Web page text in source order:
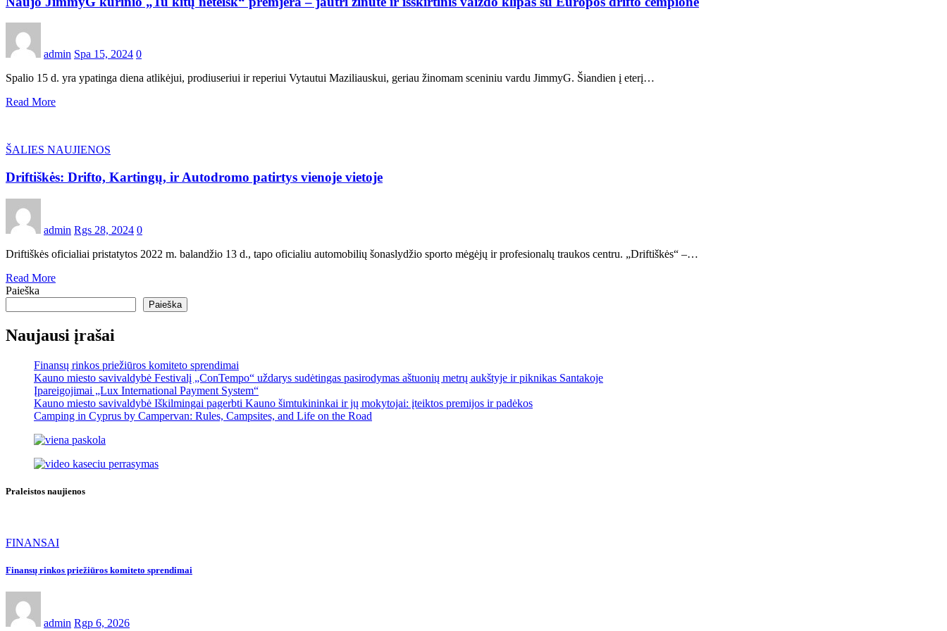
admin Spa 15, 2024 0
Spalio 15 d. yra ypatinga diena atlikėjui, prodiuseriui ir reperiui Vytautui Maziliauskui, geriau žinomam sceniniu vardu JimmyG. Šiandien į eterį…
Read More
ŠALIES NAUJIENOS
Driftiškės: Drifto, Kartingų, ir Autodromo patirtys vienoje vietoje
admin Rgs 28, 2024 0
Driftiškės oficialiai pristatytos 2022 m. balandžio 13 d., tapo oficialiu automobilių šonaslydžio sporto mėgėjų ir profesionalų traukos centru. „Driftiškės“ –…
Read More
Paieška
Paieška
Naujausi įrašai
Finansų rinkos priežiūros komiteto sprendimai
Kauno miesto savivaldybė Festivalį „ConTempo“ uždarys sudėtingas pasirodymas aštuonių metrų aukštyje ir piknikas Santakoje
Įpareigojimai „Lux International Payment System“
Kauno miesto savivaldybė Iškilmingai pagerbti Kauno šimtukininkai ir jų mokytojai: įteiktos premijos ir padėkos
Camping in Cyprus by Campervan: Rules, Campsites, and Life on the Road
Praleistos naujienos
FINANSAI
Finansų rinkos priežiūros komiteto sprendimai
admin Rgp 6, 2026